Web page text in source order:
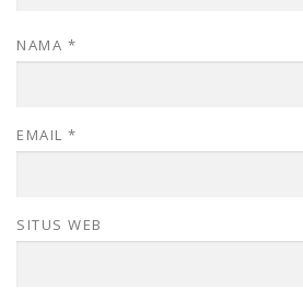
NAMA *
EMAIL *
SITUS WEB